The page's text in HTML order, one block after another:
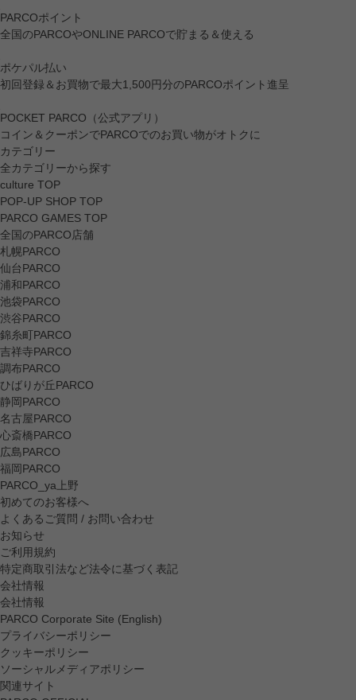
PARCOポイント
全国のPARCOやONLINE PARCOで貯まる＆使える
ポケパル払い
初回登録＆お買物で最大1,500円分のPARCOポイント進呈
POCKET PARCO（公式アプリ）
コイン＆クーポンでPARCOでのお買い物がオトクに
カテゴリー
全カテゴリーから探す
culture TOP
POP-UP SHOP TOP
PARCO GAMES TOP
全国のPARCO店舗
札幌PARCO
仙台PARCO
浦和PARCO
池袋PARCO
渋谷PARCO
錦糸町PARCO
吉祥寺PARCO
調布PARCO
ひばりが丘PARCO
静岡PARCO
名古屋PARCO
心斎橋PARCO
広島PARCO
福岡PARCO
PARCO_ya上野
初めてのお客様へ
よくあるご質問 / お問い合わせ
お知らせ
ご利用規約
特定商取引法など法令に基づく表記
会社情報
会社情報
PARCO Corporate Site (English)
プライバシーポリシー
クッキーポリシー
ソーシャルメディアポリシー
関連サイト